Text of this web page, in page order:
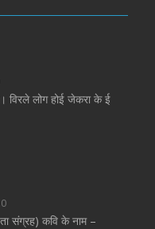
विरले लोग होई जेकरा के ई
0
संग्रह) कवि के नाम –